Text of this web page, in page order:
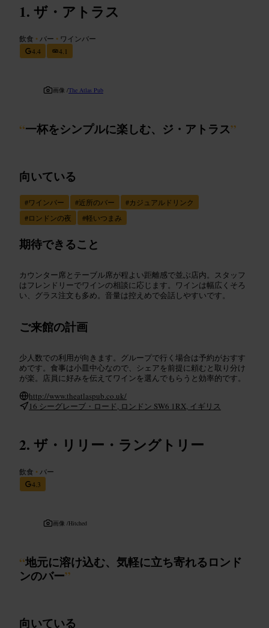
ザ・アトラス
飲食 • バー • ワインバー
4.4
4.1
画像 /The Atlas Pub
“一杯をシンプルに楽しむ、ジ・アトラス”
向いている
#ワインバー #近所のバー #カジュアルドリンク
#ロンドンの夜 #軽いつまみ
期待できること
カウンター席とテーブル席が程よい距離感で並ぶ店内。スタッフ
はフレンドリーでワインの相談に応じます。ワインは幅広くそろ
い、グラス注文も多め。音量は控えめで会話しやすいです。
ご来館の計画
少人数での利用が向きます。グループで行く場合は予約がおすす
めです。食事は小皿中心なので、シェアを前提に頼むと取り分け
が楽。店員に好みを伝えてワインを選んでもらうと効率的です。
http://www.theatlaspub.co.uk/
16 シーグレーブ・ロード, ロンドン SW6 1RX, イギリス
ザ・リリー・ラングトリー
飲食 • バー
4.3
画像 /Hitched
“地元に溶け込む、気軽に立ち寄れるロンド
ンのバー”
向いている